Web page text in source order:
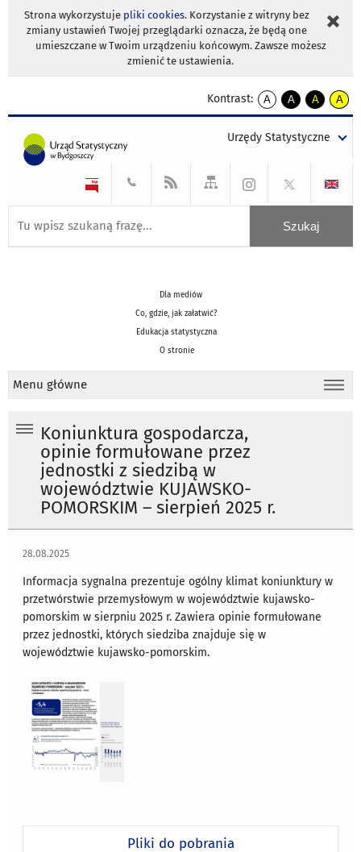
Strona wykorzystuje pliki cookies. Korzystanie z witryny bez
zmiany ustawień Twojej przeglądarki oznacza, że będą one
umieszczane w Twoim urządzeniu końcowym. Zawsze możesz
zmienić te ustawienia.
Kontrast:
A
kontrast
A
kontrast
tekst
czarnym
A
kontrast
tekst
czarnym
A
tekst
żółtym
Urzędy Statystyczne
Dla mediów
Co, gdzie, jak załatwić?
Edukacja statystyczna
O stronie
Menu główne
Koniunktura gospodarcza,
opinie formułowane przez
jednostki z siedzibą w
województwie KUJAWSKO-
POMORSKIM – sierpień 2025 r.
28.08.2025
Informacja sygnalna prezentuje ogólny klimat koniunktury w
przetwórstwie przemysłowym w województwie kujawsko-
pomorskim w sierpniu 2025 r. Zawiera opinie formułowane
przez jednostki, których siedziba znajduje się w
województwie kujawsko-pomorskim.
Pliki do pobrania